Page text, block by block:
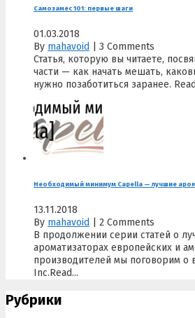
Самозамес 101: первые шаги
01.03.2018
By mahavoid
3 Comments
Статья, которую вы читаете,
части — как начать мешать,
нужно позаботиться заранее.
Необходимый минимум Capella — лучшие
13.11.2018
By mahavoid
2 Comments
В продолжении серии статей о
ароматизаторах европейских и
производителей мы поговорим о
Inc.Read...
Рубрики